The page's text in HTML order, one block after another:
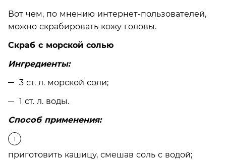
Вот чем, по мнению интернет-пользователей,
можно скрабировать кожу головы.
Скраб с морской солью
Ингредиенты:
3 ст. л. морской соли;
1 ст. л. воды.
Способ применения:
приготовить кашицу, смешав соль с водой;